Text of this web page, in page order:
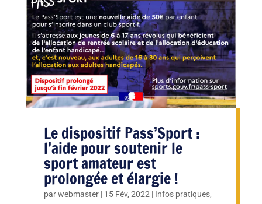
Le dispositif Pass’Sport :
l’aide pour soutenir le
sport amateur est
prolongée et élargie !
parwebmaster| 15 Fév, 2022 | Infos pratiques,